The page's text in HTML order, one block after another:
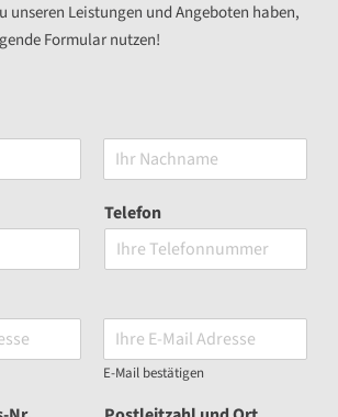
unseren Leistungen und Angeboten haben,
Formular nutzen!
a
c
a
Telefon
E-Mail bestätigen